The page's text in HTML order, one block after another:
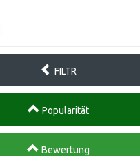
FILTR
Popularität
Bewertung